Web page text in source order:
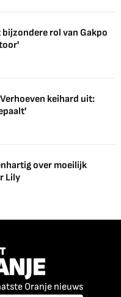
rol van Gakpo
keihard uit:
over moeilijk
Lily
Oranje nieuws